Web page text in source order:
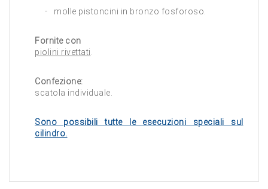
molle pistoncini in bronzo fosforoso.
Fornite con
piolini rivettati
Confezione:
scatola individuale.
Sono possibili tutte le esecuzioni speciali sul
cilindro.